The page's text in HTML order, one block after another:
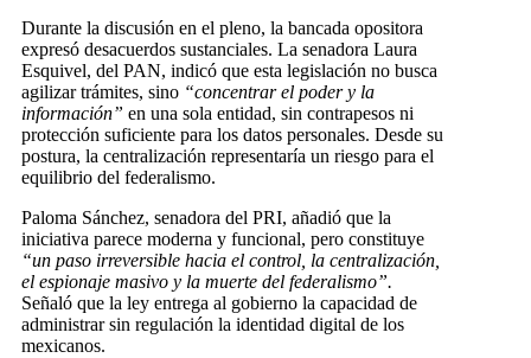
Durante la discusión en el pleno, la bancada opositora
expresó desacuerdos sustanciales. La senadora Laura
Esquivel, del PAN, indicó que esta legislación no busca
agilizar trámites, sino “concentrar el poder y la
información” en una sola entidad, sin contrapesos ni
protección suficiente para los datos personales. Desde su
postura, la centralización representaría un riesgo para el
equilibrio del federalismo.
Paloma Sánchez, senadora del PRI, añadió que la
iniciativa parece moderna y funcional, pero constituye
“un paso irreversible hacia el control, la centralización,
el espionaje masivo y la muerte del federalismo”.
Señaló que la ley entrega al gobierno la capacidad de
administrar sin regulación la identidad digital de los
mexicanos.